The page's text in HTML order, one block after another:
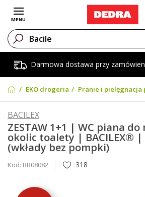
Darmowa dostawa przy
Otwórz menu
MENU
EKO drogeria Pranie i pielęgnacja
BACILEX
ZESTAW 1+1 | WC piana
okolic toalety | BACILEX® |
(wkłady bez pompki)
Kod: BB08082 318